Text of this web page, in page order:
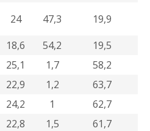
24 47,3
19,9
18,6 54,2
19,5
25,1 1,7
58,2
22,9 1,2
63,7
24,2 1
62,7
22,8 1,5
61,7